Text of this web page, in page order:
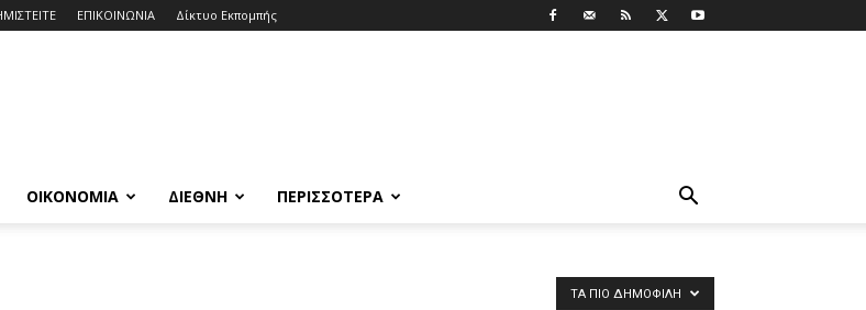
ΕΠΙΚΟΙΝΩΝΙΑ Δίκτυο Εκπομπής
ΟΙΚΟΝΟΜΙΑ ΔΙΕΘΝΗ ΠΕΡΙΣΣΟΤΕΡΑ
ΤΑ ΠΙΟ ΔΗΜΟΦΙΛΉ